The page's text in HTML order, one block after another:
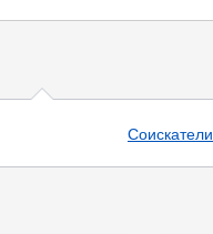
Соискатели